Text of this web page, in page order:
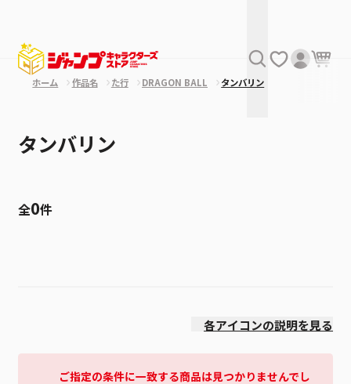
ホーム 作品名 た行 DRAGON BALL タンバリン
タンバリン
全0件
各アイコンの説明を見る
ご指定の条件に一致する商品は見つかりませんでし